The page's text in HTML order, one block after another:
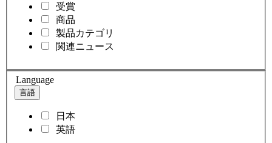
受賞
商品
製品カテゴリ
関連ニュース
Language
言語
日本
英語